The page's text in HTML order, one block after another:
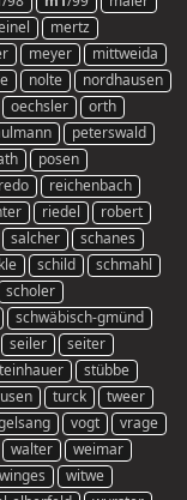
mertz
meyer
mittweida
nolte
nordhausen
oechsler
orth
peterswald
posen
redo
reichenbach
riedel
robert
salcher
schanes
schild
schmahl
scholer
schwäbisch-gmünd
seiler
seiter
stübbe
turck
tweer
vogt
vrage
walter
weimar
winges
witwe